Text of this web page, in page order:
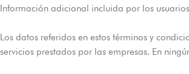
Información adicional incluida por los
Los datos referidos en estos términos y
servicios prestados por las empresas. En